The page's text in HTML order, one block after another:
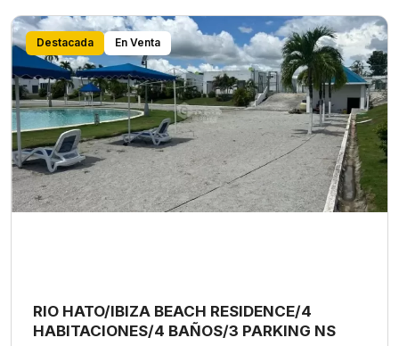
Destacada En Venta
RIO HATO/IBIZA BEACH RESIDENCE/4
HABITACIONES/4 BAÑOS/3 PARKING NS